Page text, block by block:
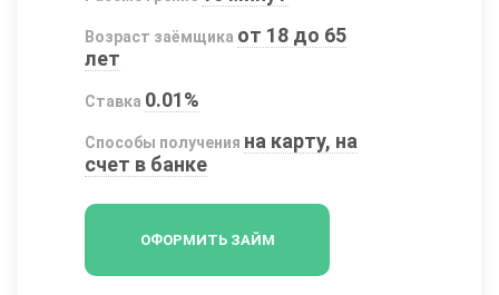
Возраст заёмщика от 18 до 65
лет
Ставка 0.01%
Способы получения на карту, на
счет в банке
ОФОРМИТЬ ЗАЙМ